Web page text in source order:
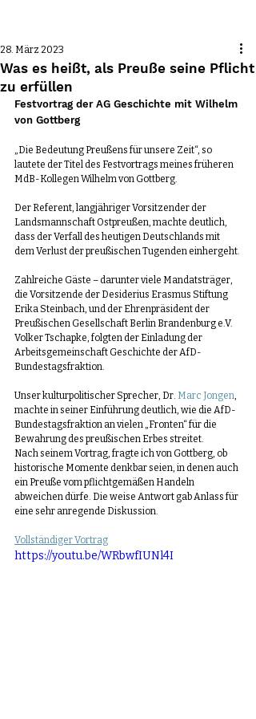
Was es heißt, als Preuße seine Pflicht
zu erfüllen
28. März 2023
Festvortrag der AG Geschichte mit Wilhelm
von Gottberg
„Die Bedeutung Preußens für unsere Zeit“, so
lautete der Titel des Festvortrags meines früheren
MdB-Kollegen Wilhelm von Gottberg.
Der Referent, langjähriger Vorsitzender der
Landsmannschaft Ostpreußen, machte deutlich,
dass der Verfall des heutigen Deutschlands mit
dem Verlust der preußischen Tugenden einhergeht.
Zahlreiche Gäste – darunter viele Mandatsträger,
die Vorsitzende der Desiderius Erasmus Stiftung
Erika Steinbach, und der Ehrenpräsident der
Preußischen Gesellschaft Berlin Brandenburg e.V.
Volker Tschapke, folgten der Einladung der
Arbeitsgemeinschaft Geschichte der AfD-
Bundestagsfraktion.
Unser kulturpolitischer Sprecher, Dr. Marc Jongen,
machte in seiner Einführung deutlich, wie die AfD-
Bundestagsfraktion an vielen „Fronten“ für die
Bewahrung des preußischen Erbes streitet.
Nach seinem Vortrag, fragte ich von Gottberg, ob
historische Momente denkbar seien, in denen auch
ein Preuße vom pflichtgemäßen Handeln
abweichen dürfe. Die weise Antwort gab Anlass für
eine sehr anregende Diskussion.
Vollständiger Vortrag
https://youtu.be/WRbwfIUNl4I